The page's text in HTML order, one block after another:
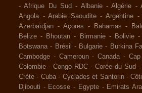
-Afrique Du Sud - Albanie -Algérie -
Angola -Arabie Saoudite -Argentine
Azerbaïdjan - Açores - Bahamas -
Belize - Bhoutan - Birmanie - Bolivie -
Botswana - Brésil - Bulgarie - Burkina
Cambodge - Cameroun - Canada -
Colombie - Congo RDC - Corée du Sud
Crète - Cuba - Cyclades et Santorin -
Djibouti - Ecosse - Egypte - Emirats